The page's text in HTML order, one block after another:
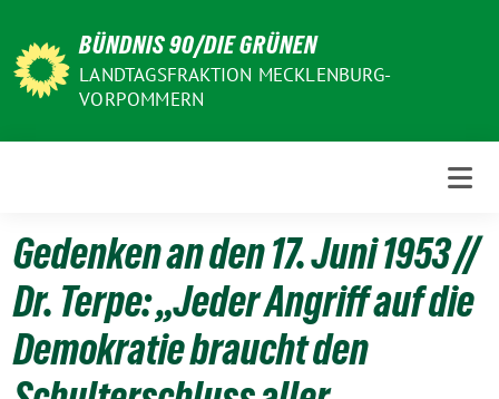
zum
Inhalt
BÜNDNIS 90/DIE GRÜNEN
LANDTAGSFRAKTION MECKLENBURG-
VORPOMMERN
Gedenken an den 17. Juni 1953 //
Dr. Terpe: „Jeder Angriff auf die
Demokratie braucht den